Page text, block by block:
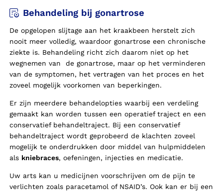
Behandeling bij gonartrose
De opgelopen slijtage aan het kraakbeen herstelt zich
nooit meer volledig, waardoor gonartrose een chronische
ziekte is. Behandeling richt zich daarom niet op het
wegnemen van de gonartrose, maar op het verminderen
van de symptomen, het vertragen van het proces en het
zoveel mogelijk voorkomen van beperkingen.
Er zijn meerdere behandelopties waarbij een verdeling
gemaakt kan worden tussen een operatief traject en een
conservatief behandeltraject. Bij een conservatief
behandeltraject wordt geprobeerd de klachten zoveel
mogelijk te onderdrukken door middel van hulpmiddelen
als kniebraces, oefeningen, injecties en medicatie.
Uw arts kan u medicijnen voorschrijven om de pijn te
verlichten zoals paracetamol of NSAID’s. Ook kan er bij een